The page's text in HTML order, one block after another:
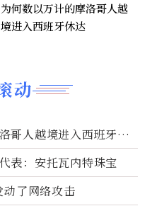
动
哥人越境进入西班牙休
表：安托瓦内特珠宝
了网络攻击
为何数以万计的摩洛哥人越
境进入西班牙休达